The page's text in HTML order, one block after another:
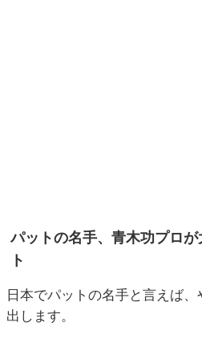
パットの名手、青木功プロ
ト
日本でパットの名手と言えば
出します。